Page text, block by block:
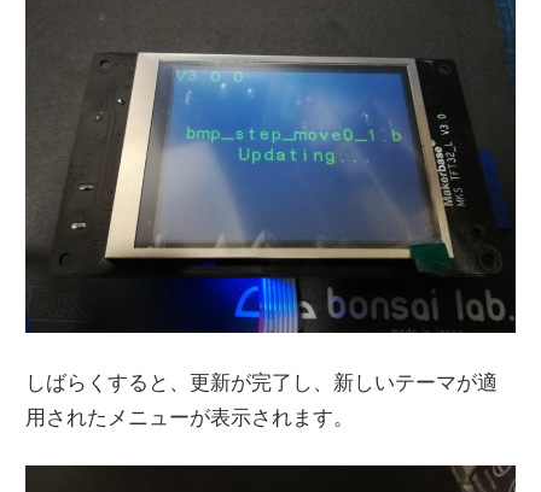
しばらくすると、更新が完了し、新しいテーマが適
用されたメニューが表示されます。